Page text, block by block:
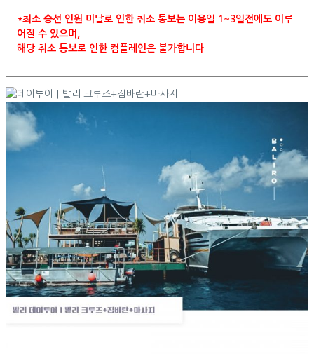
*최소 승선 인원 미달로 인한 취소 통보는 이용일 1~3일전에도 이루
어질 수 있으며,
해당 취소 통보로 인한 컴플레인은 불가합니다